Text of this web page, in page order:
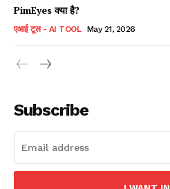
PimEyes क्या है?
एआई टूल - AI TOOL May 21, 2026
Subscribe